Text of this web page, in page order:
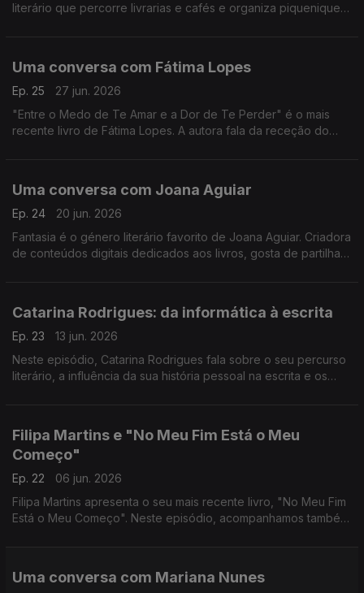
literário que percorre livrarias e cafés e organiza piqueniques
Uma conversa com Fátima Lopes
Ep. 25
27 jun. 2026
"Entre o Medo de Te Amar e a Dor de Te Perder" é o mais
recente livro de Fátima Lopes. A autora fala da receção do
Uma conversa com Joana Aguiar
Ep. 24
20 jun. 2026
Fantasia é o género literário favorito de Joana Aguiar. Criadora
de conteúdos digitais dedicados aos livros, gosta de partilhar
Catarina Rodrigues: da informática à escrita
Ep. 23
13 jun. 2026
Neste episódio, Catarina Rodrigues fala sobre o seu percurso
literário, a influência da sua história pessoal na escrita e os
Filipa Martins e "No Meu Fim Está o Meu
Começo"
Ep. 22
06 jun. 2026
Filipa Martins apresenta o seu mais recente livro, "No Meu Fim
Está o Meu Começo". Neste episódio, acompanhamos também
Uma conversa com Mariana Nunes